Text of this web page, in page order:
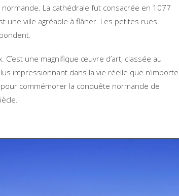
normande. La cathédrale fut consacrée en 1077
une ville agréable à flâner. Les petites rues
une magnifique œuvre d’art, classée au
impressionnant dans la vie réelle que n’importe
commémorer la conquête normande de